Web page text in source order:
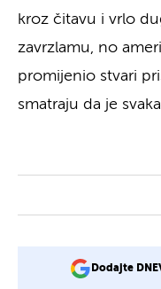
kroz čitavu i vrlo
zavrzlamu, no
promijenio stvari
smatraju da je
Dodajte